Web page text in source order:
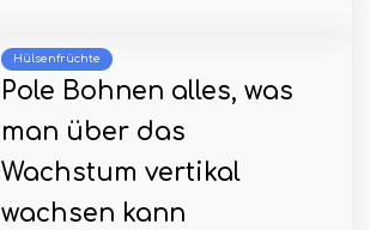
Hülsenfrüchte
Pole Bohnen alles, was
man über das
Wachstum vertikal
wachsen kann